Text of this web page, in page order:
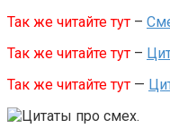
Так же читайте тут –
Так же читайте тут –
Так же читайте тут —